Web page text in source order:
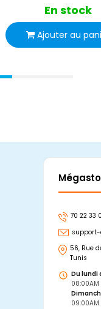
En stock
Ajouter au
70 22 33
56, Rue
Tunis
Du lundi
08:00AM